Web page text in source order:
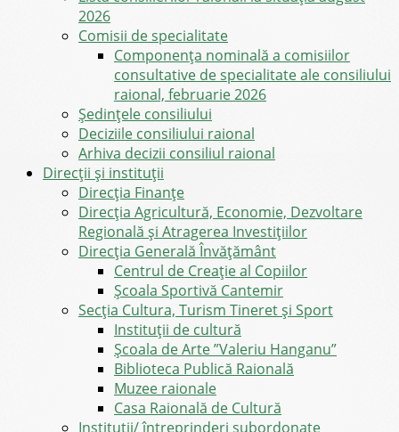
2026
Comisii de specialitate
Componența nominală a comisiilor
consultative de specialitate ale consiliului
raional, februarie 2026
Şedinţele consiliului
Deciziile consiliului raional
Arhiva decizii consiliul raional
Direcții și instituții
Direcţia Finanţe
Direcția Agricultură, Economie, Dezvoltare
Regională și Atragerea Investițiilor
Direcția Generală Învățământ
Centrul de Creație al Copiilor
Școala Sportivă Cantemir
Secția Cultura, Turism Tineret și Sport
Instituții de cultură
Școala de Arte ”Valeriu Hanganu”
Biblioteca Publică Raională
Muzee raionale
Casa Raională de Cultură
Instituții/ întreprinderi subordonate